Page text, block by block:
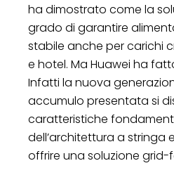
ha dimostrato come la
grado di garantire
stabile anche per carichi
e hotel. Ma Huawei ha
Infatti la nuova
accumulo presentata si
caratteristiche
dell’architettura a stringa
offrire una soluzione